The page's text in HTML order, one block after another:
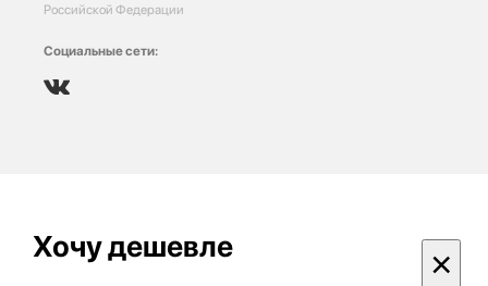
Российской Федерации
Социальные сети:
Хочу дешевле ×